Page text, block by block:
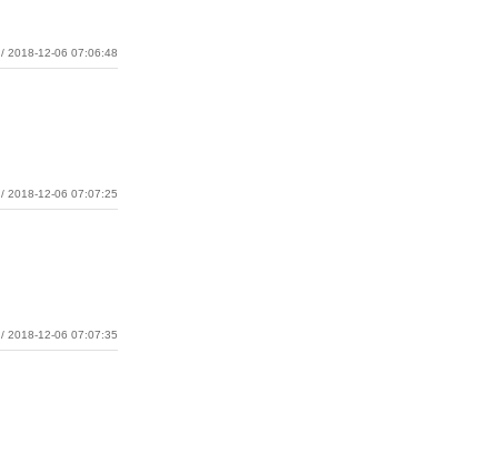
/ 2018-12-06 07:06:48
/ 2018-12-06 07:07:25
/ 2018-12-06 07:07:35